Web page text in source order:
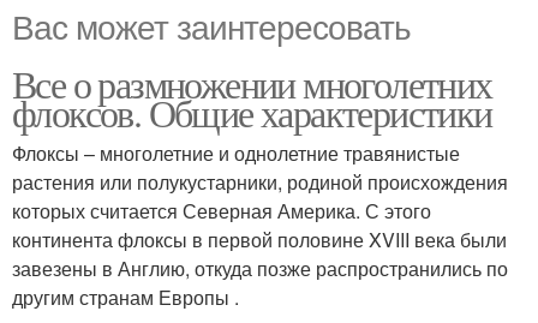
Вас может заинтересовать
Все о размножении многолетних
флоксов. Общие характеристики
Флоксы – многолетние и однолетние травянистые
растения или полукустарники, родиной происхождения
которых считается Северная Америка. С этого
континента флоксы в первой половине XVIII века были
завезены в Англию, откуда позже распространились по
другим странам Европы .